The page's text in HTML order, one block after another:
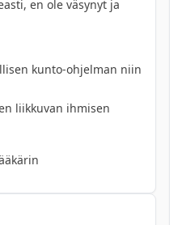
en ole väsynyt ja
kunto-ohjelman niin
liikkuvan ihmisen